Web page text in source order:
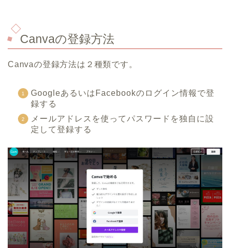
Canvaの登録方法
Canvaの登録方法は２種類です。
GoogleあるいはFacebookのログイン情報で登
録する
メールアドレスを使ってパスワードを独自に設
定して登録する